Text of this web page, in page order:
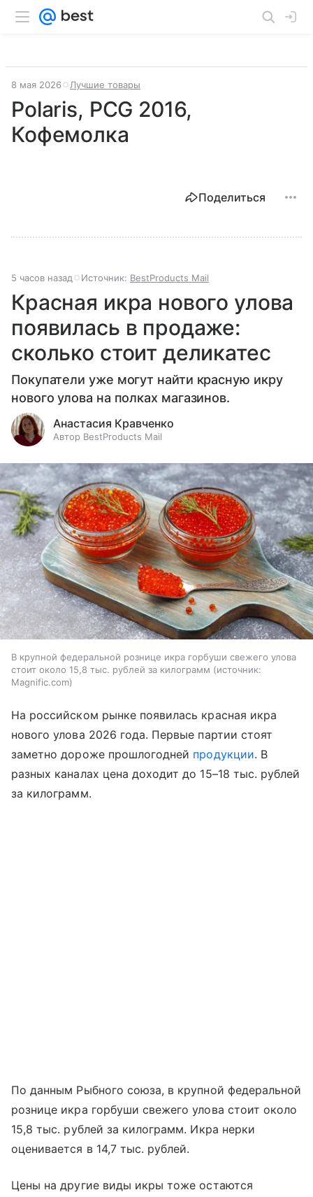
8 мая 2026 Лучшие товары
Polaris, PCG 2016,
Кофемолка
Поделиться
5 часов назад Источник: BestProducts Mail
Красная икра нового улова
появилась в продаже:
сколько стоит деликатес
Покупатели уже могут найти красную икру
нового улова на полках магазинов.
Анастасия Кравченко
Автор BestProducts Mail
В крупной федеральной рознице икра горбуши свежего улова
стоит около 15,8 тыс. рублей за килограмм
источник:
Magnific.com
На российском рынке появилась красная икра
нового улова 2026 года. Первые партии стоят
заметно дороже прошлогодней продукции. В
разных каналах цена доходит до 15–18 тыс. рублей
за килограмм.
По данным Рыбного союза, в крупной федеральной
рознице икра горбуши свежего улова стоит около
15,8 тыс. рублей за килограмм. Икра нерки
оценивается в 14,7 тыс. рублей.
Цены на другие виды икры тоже остаются